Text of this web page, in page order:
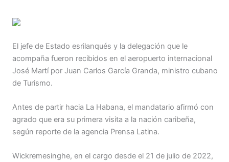
El jefe de Estado esrilanqués y la delegación que le
acompaña fueron recibidos en el aeropuerto internacional
José Martí por Juan Carlos García Granda, ministro cubano
de Turismo.
Antes de partir hacia La Habana, el mandatario afirmó con
agrado que era su primera visita a la nación caribeña,
según reporte de la agencia Prensa Latina.
Wickremesinghe, en el cargo desde el 21 de julio de 2022,